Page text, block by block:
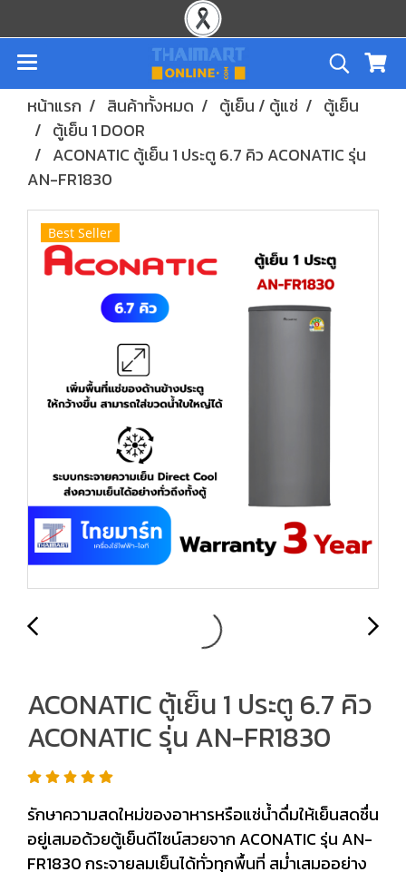
หน้าแรก สินค้าทั้งหมด ตู้เย็น / ตู้แช่
ตู้เย็น
ตู้เย็น 1 DOOR
ACONATIC ตู้เย็น 1 ประตู 6.7 คิว ACONATIC รุ่น
AN-FR1830
Best Seller
ACONATIC ตู้เย็น 1 ประตู 6.7 คิว
ACONATIC รุ่น AN-FR1830
รักษาความสดใหม่ของอาหารหรือแช่น้ำดื่มให้เย็นสดชื่น
อยู่เสมอด้วยตู้เย็นดีไซน์สวยจาก ACONATIC รุ่น AN-
FR1830 กระจายลมเย็นได้ทั่วทุกพื้นที่ สม่ำเสมออย่าง